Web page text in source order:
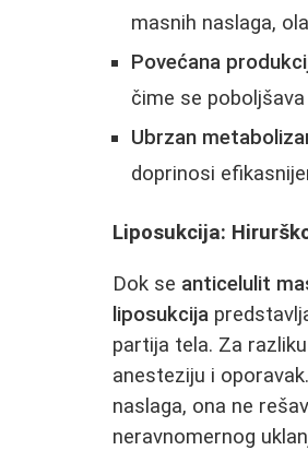
masnih naslaga,
Povećana
čime se
Ubrzan
doprinosi
Liposukcija:
Dok se anticelulit
liposukcija
partija tela. Za
anesteziju i
naslaga, ona ne
neravnomernog